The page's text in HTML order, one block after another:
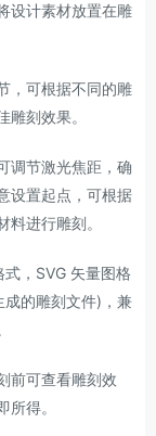
设计素材放置在雕
可根据不同的雕
刻效果。
节激光焦距，确
设置起点，可根据
进行雕刻。
，SVG 矢量图格
成的雕刻文件)，兼
可查看雕刻效
得。